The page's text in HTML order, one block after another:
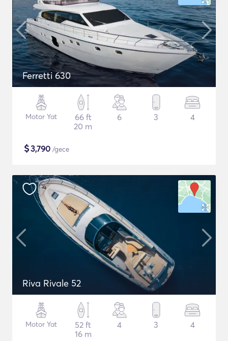
Ferretti 630
Motor Yat
66 ft
20 m
6 3 4
$3,790 /gece
Riva Rivale 52
Motor Yat
52 ft
16 m
4 3 4